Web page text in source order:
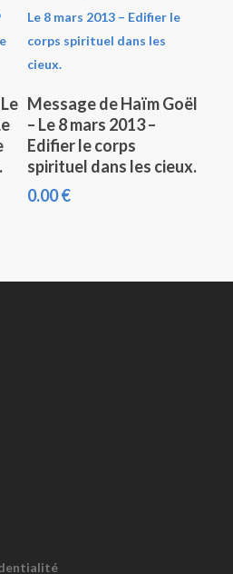
Ajouter Au Panier
Message de Haïm Goël
– Le 8 mars 2013 –
Edifier le corps
spirituel dans les cieux.
0.00€